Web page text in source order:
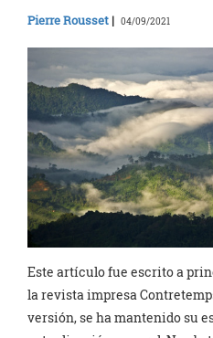
Pierre Rousset | 04/09/2021
Este artículo fue escrito a
la revista impresa
versión, se ha mantenido su